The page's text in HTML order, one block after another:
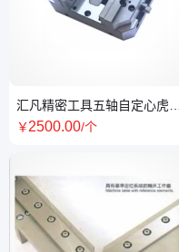
汇凡精密工具五轴自定心虎钳
夹具 硬度KRC30-34 定制保障
￥2500.00/个